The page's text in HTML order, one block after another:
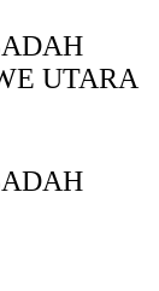
UTARA